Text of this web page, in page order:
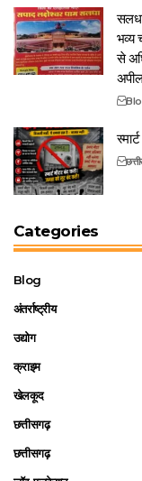
भव्य
से
Categories
Blog
अंतर्राष्ट्रीय
उद्योग
क्राइम
खेलकूद
छत्तीसगढ़
छत्तीसगढ़